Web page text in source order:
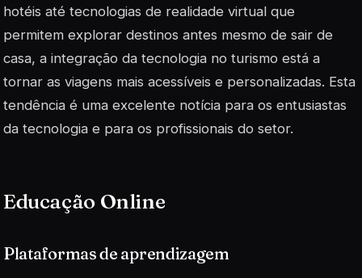
hotéis até tecnologias de realidade virtual que
permitem explorar destinos antes mesmo de sair de
casa, a integração da tecnologia no turismo está a
tornar as viagens mais acessíveis e personalizadas. Esta
tendência é uma excelente notícia para os entusiastas
da tecnologia e para os profissionais do setor.
Educação Online
Plataformas de aprendizagem